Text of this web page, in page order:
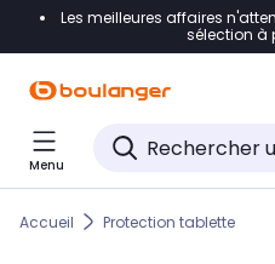
Accéder directement à la
Accéder directement au
Accéder directement au
Les meilleures affaires
sélection à
Menu
Accueil Protection tablette